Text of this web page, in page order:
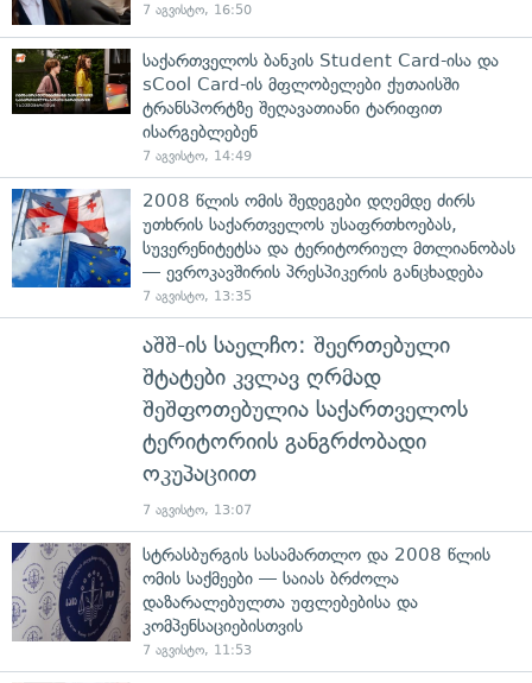
7 აგვისტო, 16:50
საქართველოს ბანკის Student Card-ისა და
sCool Card-ის მფლობელები ქუთაისში
ტრანსპორტზე შეღავათიანი ტარიფით
ისარგებლებენ
7 აგვისტო, 14:49
2008 წლის ომის შედეგები დღემდე ძირს
უთხრის საქართველოს უსაფრთხოებას,
სუვერენიტეტსა და ტერიტორიულ მთლიანობას
— ევროკავშირის პრესპიკერის განცხადება
7 აგვისტო, 13:35
აშშ-ის საელჩო: შეერთებული
შტატები კვლავ ღრმად
შეშფოთებულია საქართველოს
ტერიტორიის განგრძობადი
ოკუპაციით
7 აგვისტო, 13:07
სტრასბურგის სასამართლო და 2008 წლის
ომის საქმეები — საიას ბრძოლა
დაზარალებულთა უფლებებისა და
კომპენსაციებისთვის
7 აგვისტო, 11:53